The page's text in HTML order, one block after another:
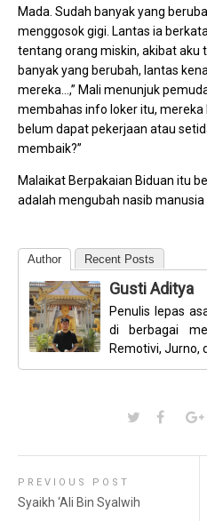
Mada. Sudah banyak yang
menggosok gigi. Lantas ia
tentang orang miskin, akibat aku
banyak yang berubah, lantas
mereka…,” Mali menunjuk
membahas info loker itu, mereka
belum dapat pekerjaan atau
membaik?”
Malaikat Berpakaian Biduan itu
adalah mengubah nasib manusia
Author Recent Posts
Gusti Aditya
Penulis lepas
di berbagai
Remotivi, Jurno,
PREVIOUS POST
Syaikh ‘Ali Bin Syalwih